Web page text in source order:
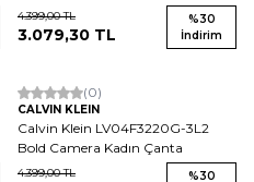
4.399,00TL
3.079,30 TL
%30
İndirim
(0)
CALVIN KLEIN
Calvin Klein LV04F3220G-3L2
Bold Camera Kadın Çanta
4.399,00TL %30